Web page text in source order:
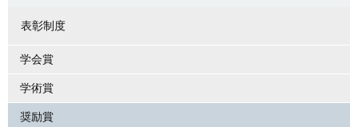
表彰制度
学会賞
学術賞
奨励賞